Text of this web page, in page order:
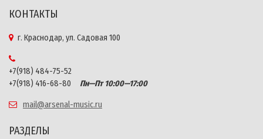
КОНТАКТЫ
г. Краснодар, ул. Садовая 100
+7(918) 484-75-52
+7(918) 416-68-80
Пн—Пт 10:00—17:00
mail@arsenal-music.ru
РАЗДЕЛЫ